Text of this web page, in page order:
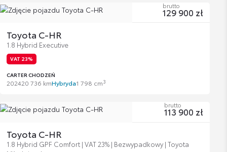
Toyota C-HR
1.8 Hybrid Executive
VAT 23%
CARTER CHODZEŃ
202420 736 kmHybryda1 798 cm3
brutto
129 900 zł
Toyota C-HR
1.8 Hybrid GPF Comfort | VAT 23% | Bezwypadkowy | Toyota
brutto
113 900 zł